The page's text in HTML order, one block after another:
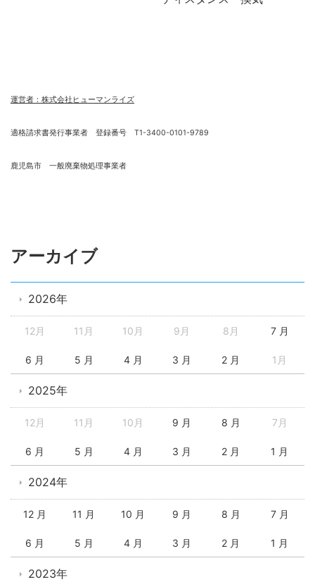
運営者：株式会社ヒューマンライズ
適格請求書発行事業者 登録番号 T1-3400-0101-9789
鹿児島市 一般廃棄物処理事業者
アーカイブ
2026年
12月 11月 10月 9月 8月 7 月
6 月 5 月 4 月 3 月 2 月 1月
2025年
12月 11月 10月 9 月 8 月 7月
6 月 5 月 4 月 3 月 2 月 1 月
2024年
12 月 11 月 10 月 9 月 8 月 7 月
6 月 5 月 4 月 3 月 2 月 1 月
2023年